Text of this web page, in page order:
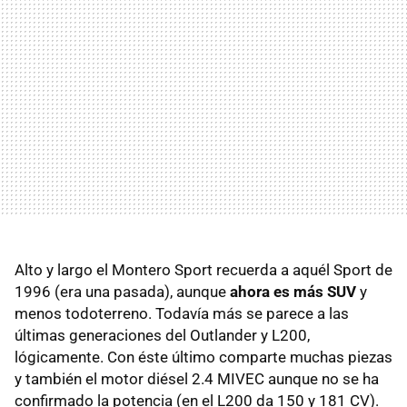
Alto y largo el Montero Sport recuerda a aquél Sport de
1996 (era una pasada), aunque ahora es más SUV y
menos todoterreno. Todavía más se parece a las
últimas generaciones del Outlander y L200,
lógicamente. Con éste último comparte muchas piezas
y también el motor diésel 2.4 MIVEC aunque no se ha
confirmado la potencia (en el L200 da 150 y 181 CV).